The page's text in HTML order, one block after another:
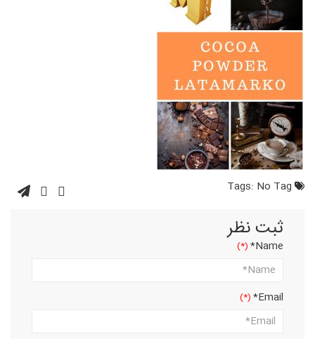
No Tag
ثبت نظر
Name*
Email*